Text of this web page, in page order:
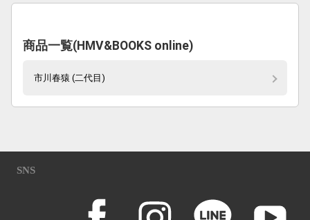
商品一覧(HMV&BOOKS online)
市川春猿 (二代目)
SNS